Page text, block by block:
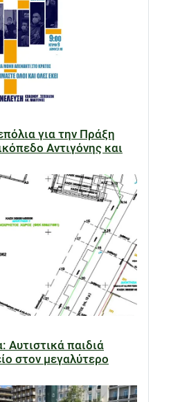
για την Πράξη
Αντιγόνης και
παιδιά
στον μεγαλύτερο